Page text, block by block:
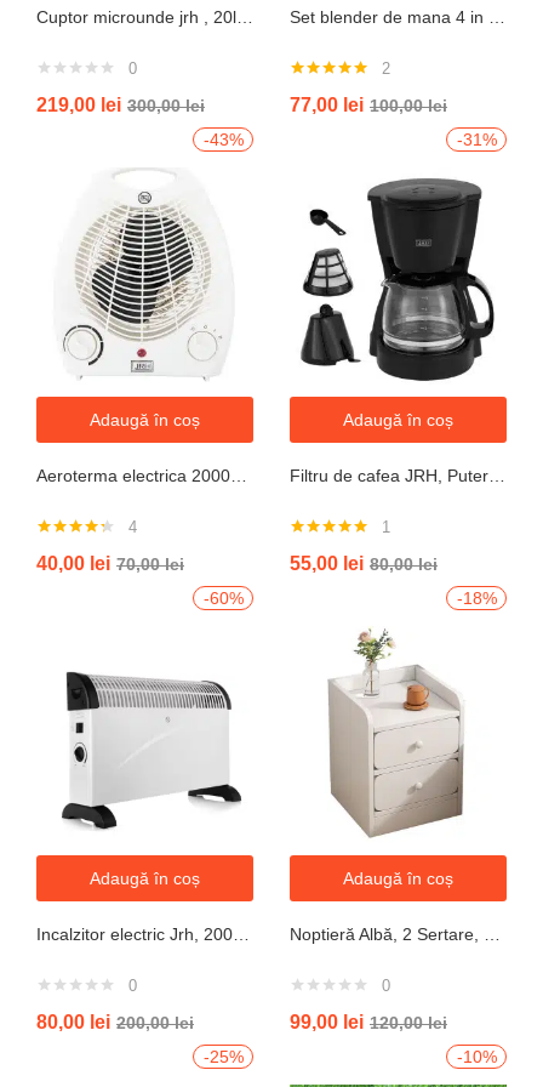
0
219,00 lei 300,00lei
5.00din 5
2
77,00 lei 100,00lei
-43%
Adaugă în coș
4.25din 5
4
40,00 lei 70,00lei
-31%
Adaugă în coș
5.00din 5
1
55,00 lei 80,00lei
-60%
Adaugă în coș
0
80,00 lei 200,00lei
-18%
Adaugă în coș
0
99,00 lei 120,00lei
-25%
-10%